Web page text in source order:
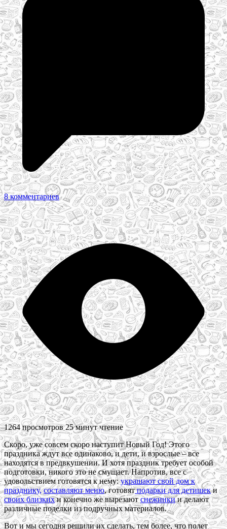
8 комментариев
1264 просмотров 25 минут чтение
Скоро, уже совсем скоро наступит Новый Год! Этого
праздника ждут все одинаково, и дети, и взрослые – все
находятся в предвкушении. И хотя праздник требует особой
подготовки, никого это не смущает. Напротив, все с
удовольствием готовятся к нему:украшают свой дом к
празднику, составляют меню, готовятподарки для детишеки
своих близкихи конечно же вырезаютснежинкии делают
различные поделки из подручных материалов.
Вот и мы сегодня решили их сделать, тем более, что полет